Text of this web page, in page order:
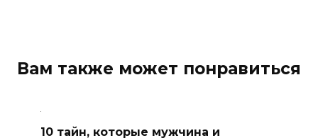
Вам также может понравиться
10 тайн, которые мужчина и